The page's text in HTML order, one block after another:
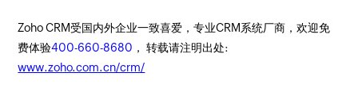
Zoho CRM受国内外企业一致喜爱，专业CRM系统厂商，欢迎免
费体验400-660-8680 ， 转载请注明出处:
www.zoho.com.cn/crm/